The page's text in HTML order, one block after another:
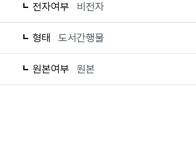
전자여부 비전자
형태 도서간행물
원본여부 원본